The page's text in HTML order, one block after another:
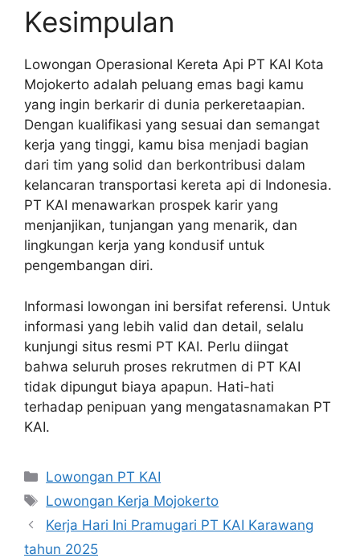
Kesimpulan
Lowongan Operasional Kereta Api PT KAI Kota
Mojokerto adalah peluang emas bagi kamu
yang ingin berkarir di dunia perkeretaapian.
Dengan kualifikasi yang sesuai dan semangat
kerja yang tinggi, kamu bisa menjadi bagian
dari tim yang solid dan berkontribusi dalam
kelancaran transportasi kereta api di Indonesia.
PT KAI menawarkan prospek karir yang
menjanjikan, tunjangan yang menarik, dan
lingkungan kerja yang kondusif untuk
pengembangan diri.
Informasi lowongan ini bersifat referensi. Untuk
informasi yang lebih valid dan detail, selalu
kunjungi situs resmi PT KAI. Perlu diingat
bahwa seluruh proses rekrutmen di PT KAI
tidak dipungut biaya apapun. Hati-hati
terhadap penipuan yang mengatasnamakan PT
KAI.
Categories
Lowongan PT KAI
Tags
Lowongan Kerja Mojokerto
Kerja Hari Ini Pramugari PT KAI Karawang
tahun 2025